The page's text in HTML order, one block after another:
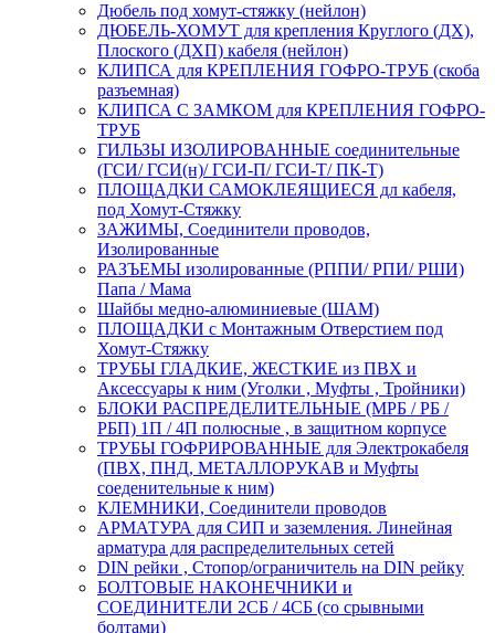
Дюбель под хомут-стяжку (нейлон)
ДЮБЕЛЬ-ХОМУТ для крепления Круглого (ДХ),
Плоского (ДХП) кабеля (нейлон)
КЛИПСА для КРЕПЛЕНИЯ ГОФРО-ТРУБ (скоба
разъемная)
КЛИПСА С ЗАМКОМ для КРЕПЛЕНИЯ ГОФРО-
ТРУБ
ГИЛЬЗЫ ИЗОЛИРОВАННЫЕ соединительные
(ГСИ/ ГСИ(н)/ ГСИ-П/ ГСИ-Т/ ПК-Т)
ПЛОЩАДКИ САМОКЛЕЯЩИЕСЯ дл кабеля,
под Хомут-Стяжку
ЗАЖИМЫ, Соединители проводов,
Изолированные
РАЗЪЕМЫ изолированные (РППИ/ РПИ/ РШИ)
Папа / Мама
Шайбы медно-алюминиевые (ШАМ)
ПЛОЩАДКИ с Монтажным Отверстием под
Хомут-Стяжку
ТРУБЫ ГЛАДКИЕ, ЖЕСТКИЕ из ПВХ и
Аксессуары к ним (Уголки , Муфты , Тройники)
БЛОКИ РАСПРЕДЕЛИТЕЛЬНЫЕ (МРБ / РБ /
РБП) 1П / 4П полюсные , в защитном корпусе
ТРУБЫ ГОФРИРОВАННЫЕ для Электрокабеля
(ПВХ, ПНД, МЕТАЛЛОРУКАВ и Муфты
соеденительные к ним)
КЛЕМНИКИ, Соединители проводов
АРМАТУРА для СИП и заземления. Линейная
арматура для распределительных сетей
DIN рейки , Стопор/ограничитель на DIN рейку
БОЛТОВЫЕ НАКОНЕЧНИКИ и
СОЕДИНИТЕЛИ 2СБ / 4СБ (со срывными
болтами)